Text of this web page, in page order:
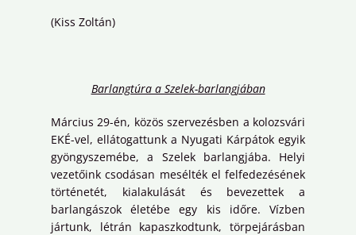
(Kiss Zoltán)
Barlangtúra a Szelek-barlangjában
Március 29-én, közös szervezésben a kolozsvári
EKÉ-vel, ellátogattunk a Nyugati Kárpátok egyik
gyöngyszemébe, a Szelek barlangjába. Helyi
vezetőink csodásan mesélték el felfedezésének
történetét, kialakulását és bevezettek a
barlangászok életébe egy kis időre. Vízben
jártunk, létrán kapaszkodtunk, törpejárásban